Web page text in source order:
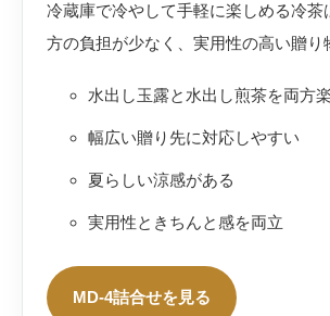
冷蔵庫で冷やして手軽に楽しめる冷茶
方の負担が少なく、実用性の高い贈り
水出し玉露と水出し煎茶を両方
幅広い贈り先に対応しやすい
夏らしい涼感がある
実用性ときちんと感を両立
MD-4詰合せを見る